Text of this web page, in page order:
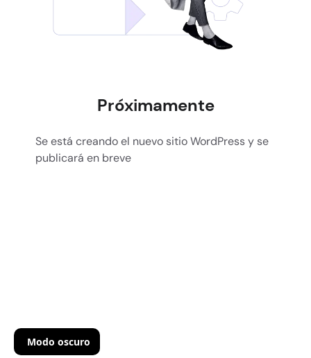
Próximamente
Se está creando el nuevo sitio WordPress y se
publicará en breve
Modo oscuro